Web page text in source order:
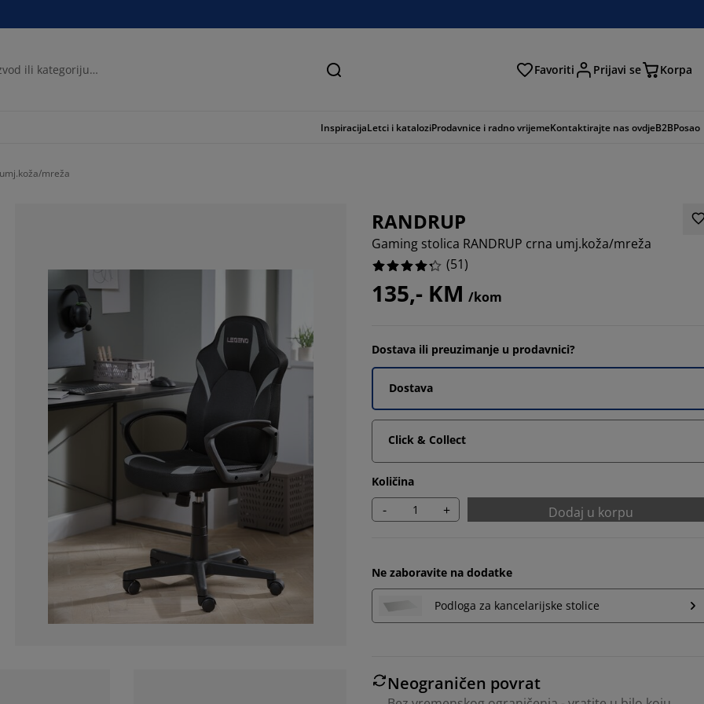
Traži Favoriti Prijavi se Korpa
InspiracijaLetci i kataloziProdavnice i radno vrijemeKontaktirajte nas ovdjeB2BPosao
mreža
RANDRUP
Gaming stolica RANDRUP crna umj.koža/mreža
(51)
135,- KM /kom
Dostava ili preuzimanje u prodavnici?
Dostava
Click & Collect
Količina
- + Dodaj u korpu
Ne zaboravite na dodatke
Podloga za kancelarijske stolice
Neograničen povrat
13.725490196078432%
11.76470588235294%
7.8431372549019605%
1.9607843137254901%